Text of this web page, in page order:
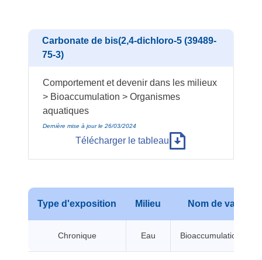
Carbonate de bis(2,4-dichloro-5 (39489-
75-3)
Comportement et devenir dans les milieux
> Bioaccumulation > Organismes
aquatiques
Dernière mise à jour le 26/03/2024
Télécharger le tableau
Type d'exposition Milieu Nom de valeur
Chronique Eau Bioaccumulation BCF